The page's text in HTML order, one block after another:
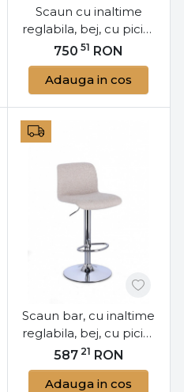
Scaun cu inaltime
reglabila, bej, cu picior
cromat, Fleur, Yes
750 51 RON
Adauga in cos
Scaun bar, cu inaltime
reglabila, bej, cu picior
cromat, Rafael, Yes
58721 RON
Adauga in cos